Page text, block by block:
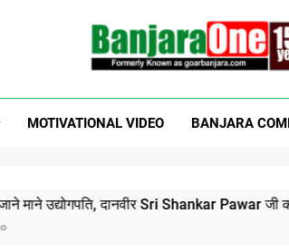
Welcome
MOTIVATIONAL VIDEO BANJARA
दानवीर Sri Shankar Pawar जी को डॉक्टरेट की